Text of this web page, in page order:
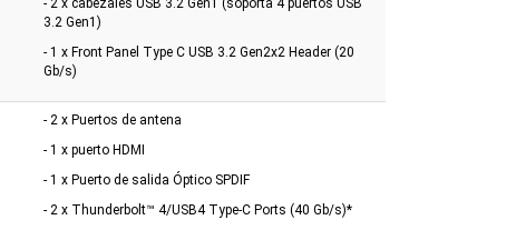
3.2 Gen1)
- 1 x Front Panel Type C USB 3.2 Gen2x2 Header (20
Gb/s)
- 2 x Puertos de antena
- 1 x puerto HDMI
- 1 x Puerto de salida Óptico SPDIF
- 2 x Thunderbolt™ 4/USB4 Type-C Ports (40 Gb/s)*